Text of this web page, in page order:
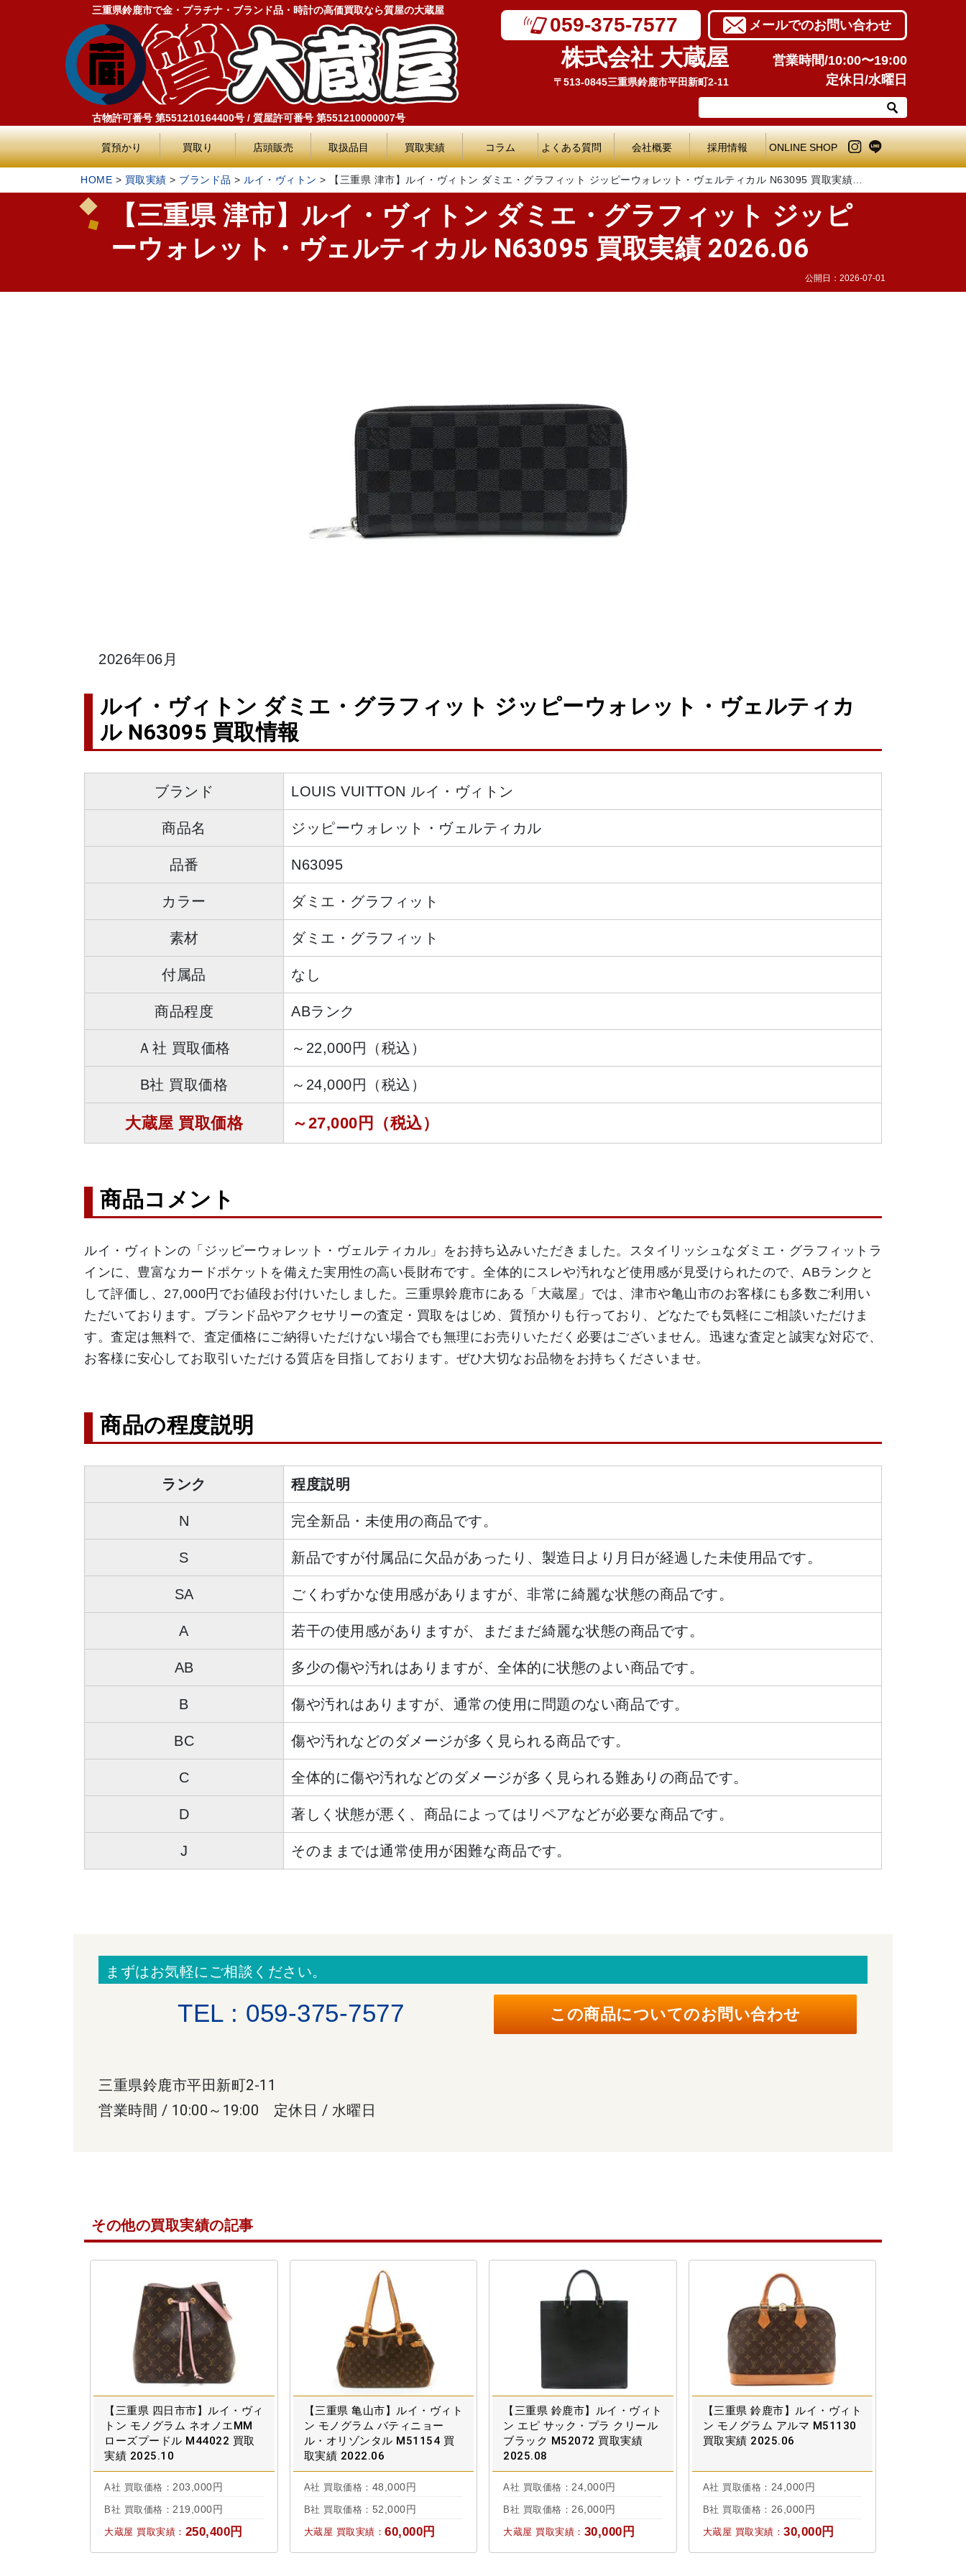
三重県鈴鹿市で金・プラチナ・ブランド品・時計の高価買取なら質屋の大蔵屋
古物許可番号 第551210164400号 / 質屋許可番号 第551210000007号
059-375-7577 メールでのお問い合わせ
株式会社 大蔵屋
〒513-0845三重県鈴鹿市平田新町2-11
営業時間/10:00〜19:00
定休日/水曜日
質預かり 買取り 店頭販売 取扱品目 買取実績 コラム よくある質問 会社概要 採用情報 ONLINE SHOP
HOME > 買取実績 > ブランド品 > ルイ・ヴィトン >
【三重県 津市】ルイ・ヴィトン ダミエ・グラフィット ジッピーウォレット・ヴェルティカル N63095 買取実績
2026.06
【三重県 津市】ルイ・ヴィトン ダミエ・グラフィット ジッピ
ーウォレット・ヴェルティカル N63095 買取実績 2026.06
公開日： 2026-07-01
2026年06月
ルイ・ヴィトン ダミエ・グラフィット ジッピーウォレット・ヴェルティカ
ル N63095 買取情報
ブランド LOUIS VUITTON ルイ・ヴィトン
商品名 ジッピーウォレット・ヴェルティカル
品番 N63095
カラー ダミエ・グラフィット
素材 ダミエ・グラフィット
付属品 なし
商品程度 ABランク
Ａ社 買取価格 ～22,000円（税込）
B社 買取価格 ～24,000円（税込）
大蔵屋 買取価格 ～27,000円（税込）
商品コメント
ルイ・ヴィトンの「ジッピーウォレット・ヴェルティカル」をお持ち込みいただきました。スタイリッシュなダミエ・グラフィットラ
インに、豊富なカードポケットを備えた実用性の高い長財布です。全体的にスレや汚れなど使用感が見受けられたので、ABランクと
して評価し、27,000円でお値段お付けいたしました。三重県鈴鹿市にある「大蔵屋」では、津市や亀山市のお客様にも多数ご利用い
ただいております。ブランド品やアクセサリーの査定・買取をはじめ、質預かりも行っており、どなたでも気軽にご相談いただけま
す。査定は無料で、査定価格にご納得いただけない場合でも無理にお売りいただく必要はございません。迅速な査定と誠実な対応で、
お客様に安心してお取引いただける質店を目指しております。ぜひ大切なお品物をお持ちくださいませ。
商品の程度説明
ランク 程度説明
N 完全新品・未使用の商品です。
S 新品ですが付属品に欠品があったり、製造日より月日が経過した未使用品です。
SA ごくわずかな使用感がありますが、非常に綺麗な状態の商品です。
A 若干の使用感がありますが、まだまだ綺麗な状態の商品です。
AB 多少の傷や汚れはありますが、全体的に状態のよい商品です。
B 傷や汚れはありますが、通常の使用に問題のない商品です。
BC 傷や汚れなどのダメージが多く見られる商品です。
C 全体的に傷や汚れなどのダメージが多く見られる難ありの商品です。
D 著しく状態が悪く、商品によってはリペアなどが必要な商品です。
J そのままでは通常使用が困難な商品です。
まずはお気軽にご相談ください。
TEL : 059-375-7577 この商品についてのお問い合わせ
三重県鈴鹿市平田新町2-11
営業時間 / 10:00～19:00 定休日 / 水曜日
その他の買取実績の記事
【三重県 四日市市】ルイ・ヴィ
トン モノグラム ネオノエMM
ローズプードル M44022 買取
実績 2025.10
A社 買取価格： 203,000円
B社 買取価格： 219,000円
大蔵屋 買取実績： 250,400円
【三重県 亀山市】ルイ・ヴィト
ン モノグラム バティニョー
ル・オリゾンタル M51154 買
取実績 2022.06
A社 買取価格： 48,000円
B社 買取価格： 52,000円
大蔵屋 買取実績： 60,000円
【三重県 鈴鹿市】ルイ・ヴィト
ン エピ サック・プラ クリール
ブラック M52072 買取実績
2025.08
A社 買取価格： 24,000円
B社 買取価格： 26,000円
大蔵屋 買取実績： 30,000円
【三重県 鈴鹿市】ルイ・ヴィト
ン モノグラム アルマ M51130
買取実績 2025.06
A社 買取価格： 24,000円
B社 買取価格： 26,000円
大蔵屋 買取実績： 30,000円